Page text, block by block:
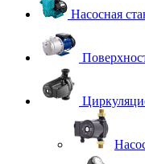
Насосная